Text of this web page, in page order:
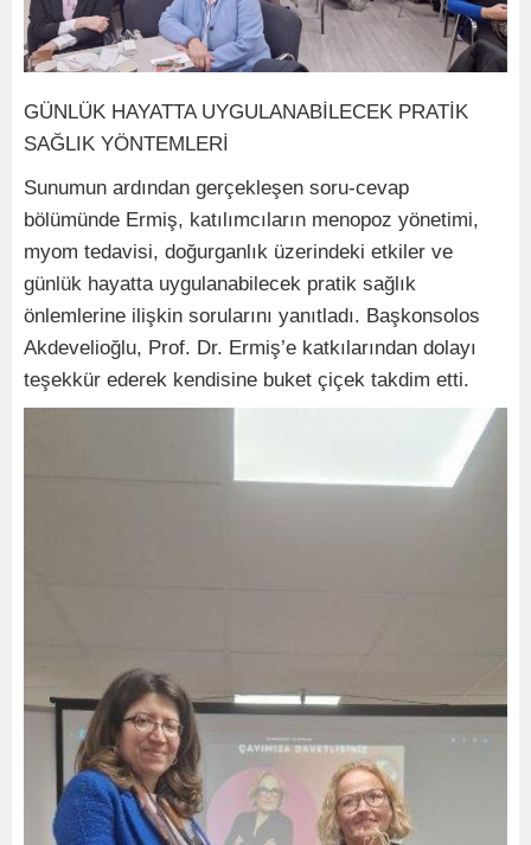
GÜNLÜK HAYATTA UYGULANABİLECEK PRATİK
SAĞLIK YÖNTEMLERİ
Sunumun ardından gerçekleşen soru-cevap
bölümünde Ermiş, katılımcıların menopoz yönetimi,
myom tedavisi, doğurganlık üzerindeki etkiler ve
günlük hayatta uygulanabilecek pratik sağlık
önlemlerine ilişkin sorularını yanıtladı. Başkonsolos
Akdevelioğlu, Prof. Dr. Ermiş’e katkılarından dolayı
teşekkür ederek kendisine buket çiçek takdim etti.